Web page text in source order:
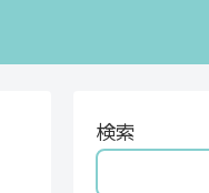
検索